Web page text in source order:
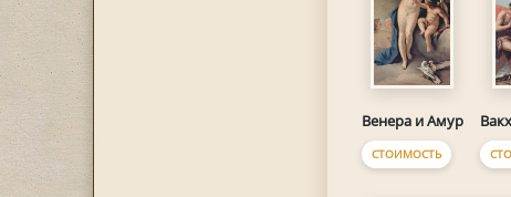
Венера и Амур
СТОИМОСТЬ